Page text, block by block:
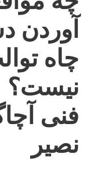
آوردن
چاه
نیست؟
فنی
نصیر